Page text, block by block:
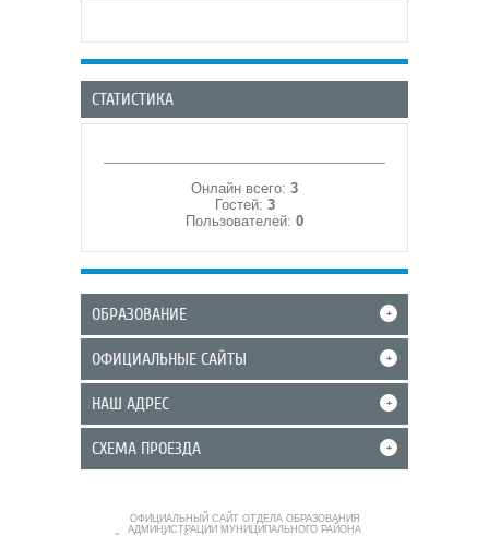
СТАТИСТИКА
Онлайн всего: 3
Гостей: 3
Пользователей: 0
ОБРАЗОВАНИЕ +
ОФИЦИАЛЬНЫЕ САЙТЫ +
НАШ АДРЕС +
СХЕМА ПРОЕЗДА +
ОФИЦИАЛЬНЫЙ САЙТ ОТДЕЛА ОБРАЗОВАНИЯ
АДМИНИСТРАЦИИ МУНИЦИПАЛЬНОГО РАЙОНА